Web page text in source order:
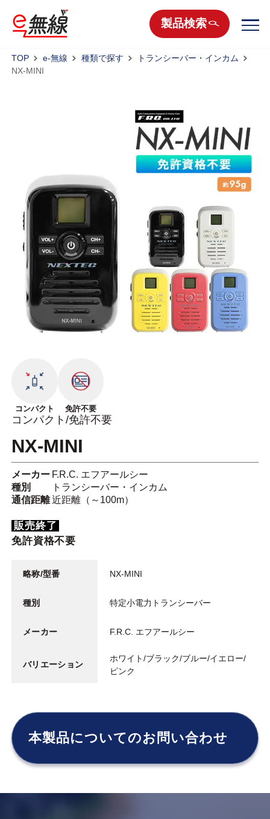
製品検索
TOP e-無線 種類で探す
トランシーバー・インカム
NX-MINI
コンパクト 免許不要
コンパクト/免許不要
NX-MINI
メーカー F.R.C. エフアールシー
種別
トランシーバー・インカム
通信距離近距離（～100m）
販売終了
免許資格不要
略称/型番 NX-MINI
種別 特定小電力トランシーバー
メーカー F.R.C. エフアールシー
バリエーション
ホワイト/ブラック/ブルー/イエロー/
ピンク
本製品についてのお問い合わせ